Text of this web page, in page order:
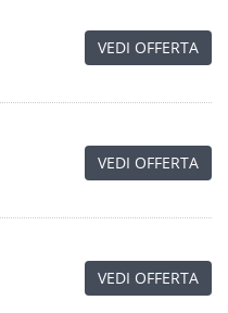
VEDI OFFERTA
VEDI OFFERTA
VEDI OFFERTA